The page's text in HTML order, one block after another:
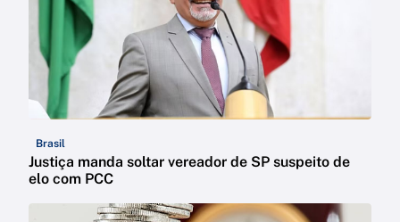
Brasil
Justiça manda soltar vereador de SP suspeito de
elo com PCC